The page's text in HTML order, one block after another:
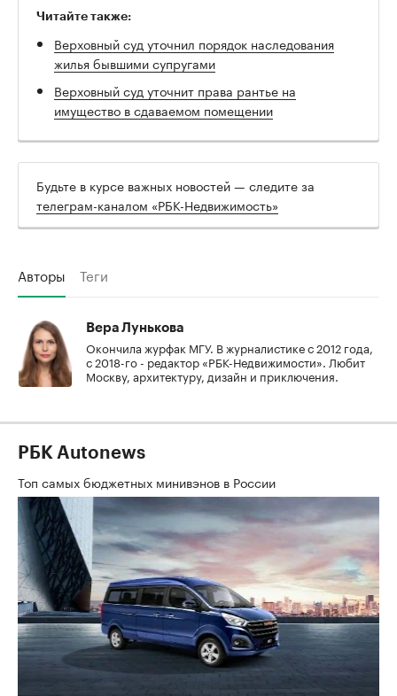
Читайте также:
Верховный суд уточнил порядок наследования
жилья бывшими супругами
Верховный суд уточнит права рантье на
имущество в сдаваемом помещении
Будьте в курсе важных новостей — следите за
телеграм-каналом «РБК-Недвижимость»
Авторы Теги
Вера Лунькова
Окончила журфак МГУ. В журналистике с 2012 года,
с 2018-го - редактор «РБК-Недвижимости». Любит
Москву, архитектуру, дизайн и приключения.
РБК Autonews
Топ самых бюджетных минивэнов в России